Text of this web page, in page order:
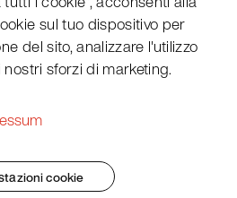
updated on news, event
sul tuo dispositivo per
del sito, analizzare l'utilizzo
sforzi di marketing.
cookie